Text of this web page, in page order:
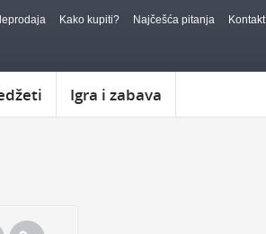
Kako kupiti? Najčešća pitanja Kontakt
Igra i zabava